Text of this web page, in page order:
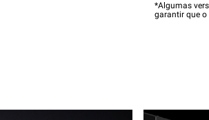
*Algumas
garantir que o